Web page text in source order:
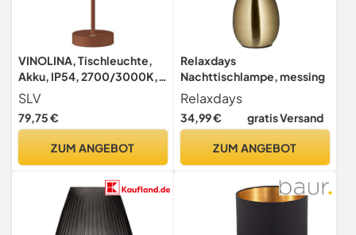
VINOLINA, Tischleuchte,
Akku, IP54, 2700/3000K,
TOUCH, rost
SLV
79,75 €
ZUM ANGEBOT
Relaxdays
Nachttischlampe, messing
Relaxdays
34,99 € gratis Versand
ZUM ANGEBOT